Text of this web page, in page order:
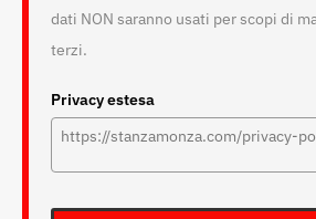
dati NON saranno usati per scopi di
terzi.
Privacy estesa